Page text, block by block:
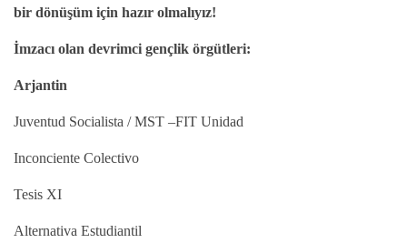
bir dönüşüm için hazır olmalıyız!
İmzacı olan devrimci gençlik örgütleri:
Arjantin
Juventud Socialista / MST –FIT Unidad
Inconciente Colectivo
Tesis XI
Alternativa Estudiantil